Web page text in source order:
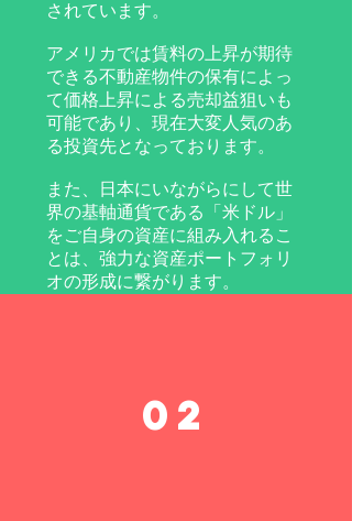
されています。
アメリカでは賃料の上昇が期待
できる不動産物件の保有によっ
て価格上昇による売却益狙いも
可能であり、現在大変人気のあ
る投資先となっております。
また、日本にいながらにして世
界の基軸通貨である「米ドル」
をご自身の資産に組み入れるこ
とは、強力な資産ポートフォリ
オの形成に繋がります。
02